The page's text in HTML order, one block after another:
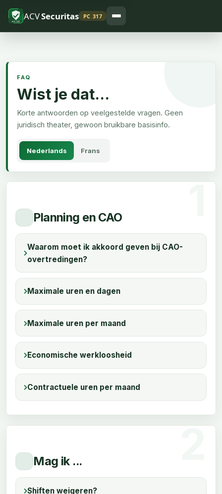
ACVSecuritas PC 317
FAQ
Wist je dat...
Korte antwoorden op veelgestelde vragen. Geen
juridisch theater, gewoon bruikbare basisinfo.
Nederlands Frans
Planning en CAO
Waarom moet ik akkoord geven bij CAO-
overtredingen?
Maximale uren en dagen
Maximale uren per maand
Economische werkloosheid
Contractuele uren per maand
Mag ik ...
Shiften weigeren?